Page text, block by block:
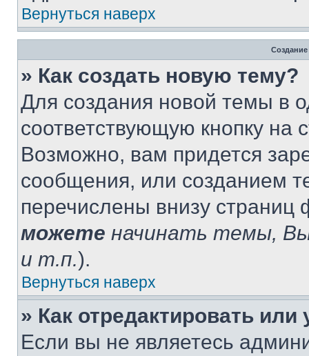
Вернуться наверх
» Как создать новую тему?
Для создания новой темы в
соответствующую кнопку
Возможно, вам придется
сообщения, или созданием
перечислены внизу
можете начинать темы,
и т.п.).
Вернуться наверх
» Как отредактировать
Если вы не являетесь